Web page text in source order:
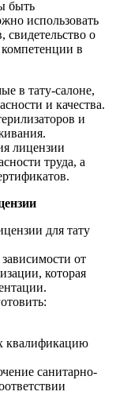
быть
использовать
о
в
в тату-салоне,
и качества.
и
лицензии
труда, а
от
которая
квалификацию
санитарно-